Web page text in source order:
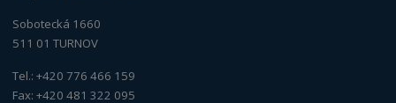
Sobotecká 1660
511 01 TURNOV
Tel.: +420 776 466 159
Fax: +420 481 322 095